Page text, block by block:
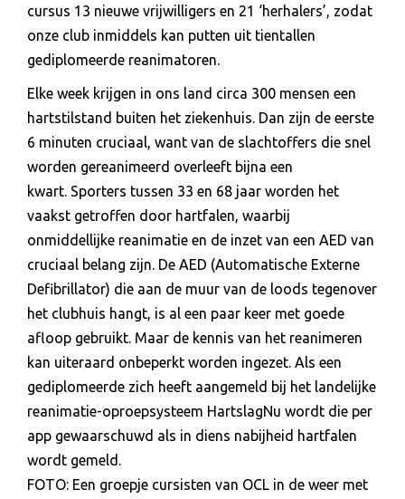
cursus 13 nieuwe vrijwilligers en 21 ‘herhalers’, zodat
onze club inmiddels kan putten uit tientallen
gediplomeerde reanimatoren.
Elke week krijgen in ons land circa 300 mensen een
hartstilstand buiten het ziekenhuis. Dan zijn de eerste
6 minuten cruciaal, want van de slachtoffers die snel
worden gereanimeerd overleeft bijna een
kwart. Sporters tussen 33 en 68 jaar worden het
vaakst getroffen door hartfalen, waarbij
onmiddellijke reanimatie en de inzet van een AED van
cruciaal belang zijn. De AED (Automatische Externe
Defibrillator) die aan de muur van de loods tegenover
het clubhuis hangt, is al een paar keer met goede
afloop gebruikt. Maar de kennis van het reanimeren
kan uiteraard onbeperkt worden ingezet. Als een
gediplomeerde zich heeft aangemeld bij het landelijke
reanimatie-oproepsysteem HartslagNu wordt die per
app gewaarschuwd als in diens nabijheid hartfalen
wordt gemeld.
FOTO: Een groepje cursisten van OCL in de weer met